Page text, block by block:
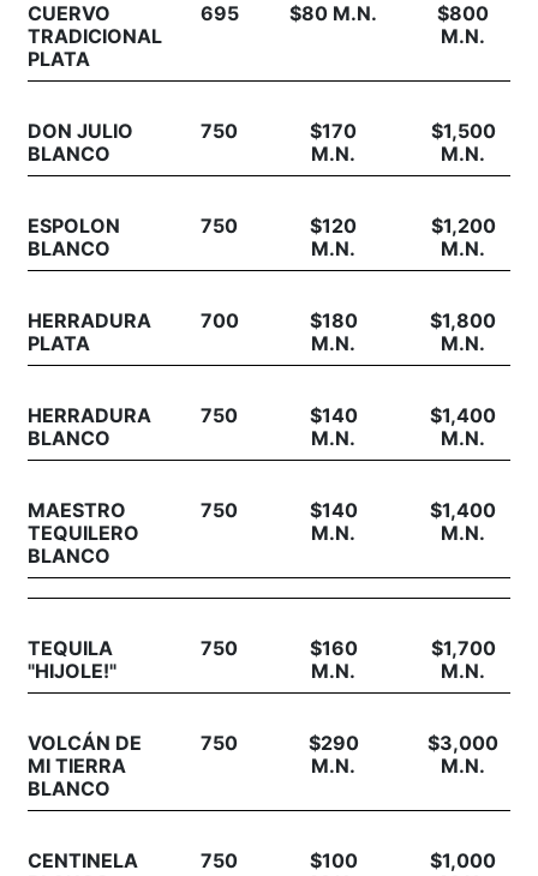
CUERVO
TRADICIONAL
PLATA
695 $80 M.N.
$800
M.N.
DON JULIO
BLANCO
750
$170
M.N.
$1,500
M.N.
ESPOLON
BLANCO
750
$120
M.N.
$1,200
M.N.
HERRADURA
PLATA
700
$180
M.N.
$1,800
M.N.
HERRADURA
BLANCO
750
$140
M.N.
$1,400
M.N.
MAESTRO
TEQUILERO
BLANCO
750
$140
M.N.
$1,400
M.N.
TEQUILA
"HIJOLE!"
750
$160
M.N.
$1,700
M.N.
VOLCÁN DE
MI TIERRA
BLANCO
750
$290
M.N.
$3,000
M.N.
CENTINELA
750
$100
$1,000